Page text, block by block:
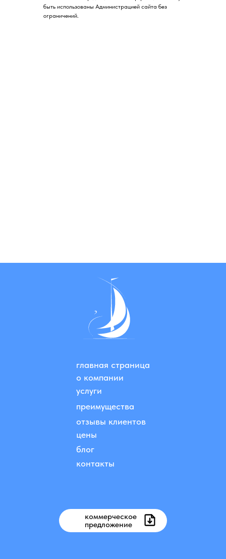
быть использованы Администрацией сайта без
ограничений.
коммерческое
предложение
главная страница
о компании
услуги
преимущества
отзывы клиентов
цены
блог
контакты